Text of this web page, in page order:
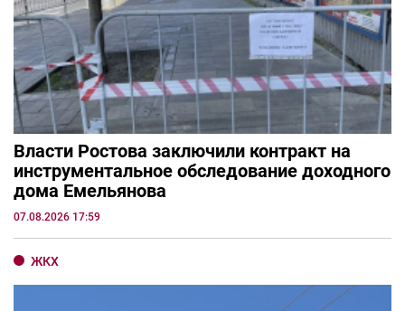
Власти Ростова заключили контракт на
инструментальное обследование доходного
дома Емельянова
07.08.2026 17:59
ЖКХ